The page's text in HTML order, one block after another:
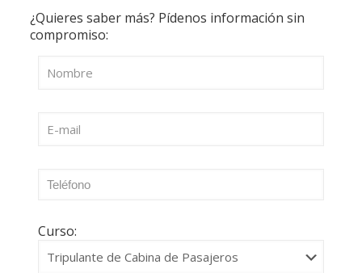
¿Quieres saber más? Pídenos información sin
compromiso:
Curso: